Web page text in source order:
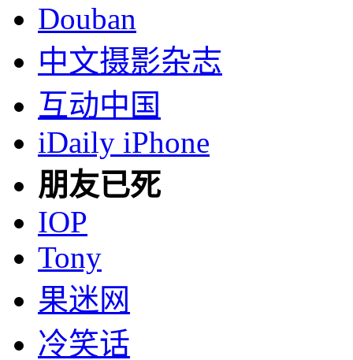
Douban
中文摄影杂志
互动中国
iDaily iPhone
朋友已死
IOP
Tony
果迷网
冷笑话